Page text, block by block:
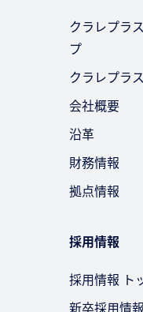
クラレプラ
プ
クラレプラ
会社概要
沿革
財務情報
拠点情報
採用情報
採用情報 ト
新卒採用情報